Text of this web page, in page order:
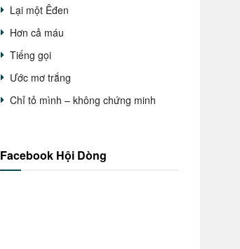
Lại một Êđen
Hơn cả máu
Tiếng gọi
Ước mơ trắng
Chỉ tỏ mình – không chứng minh
Facebook Hội Dòng